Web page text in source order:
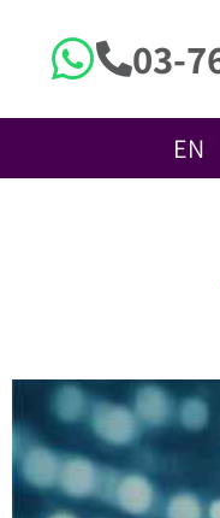
03-
EN